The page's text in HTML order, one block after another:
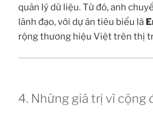
quản lý dữ liệu. Từ đó, anh
lãnh đạo, với dự án tiêu biểu là
rộng thương hiệu Việt trên thị
4. Những giá trị vì cộng